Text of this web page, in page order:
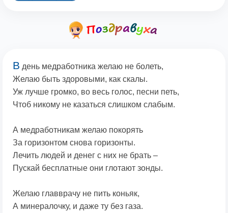
В день медработника желаю не болеть,
Желаю быть здоровыми, как скалы.
Уж лучше громко, во весь голос, песни петь,
Чтоб никому не казаться слишком слабым.
А медработникам желаю покорять
За горизонтом снова горизонты.
Лечить людей и денег с них не брать –
Пускай бесплатные они глотают зонды.
Желаю главврачу не пить коньяк,
А минералочку, и даже ту без газа.